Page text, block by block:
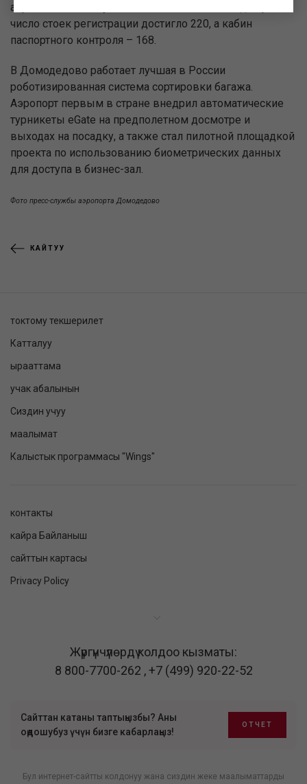
аэровокзального увеличилась комплекса в два раза,
число стоек регистрации достигло 220, а кабин
паспортного контроля – 168.
В Домодедово работает лучшая в России
роботизированная система сортировки багажа.
Аэропорт первым в стране внедрил автоматические
турникеты eGate на предполетном досмотре и
выходах на посадку, а также стал пилотной площадкой
проекта по использованию биометрических данных
для доступа в бизнес-зал.
Фото пресс-службы аэропорта Домодедово
КАЙТУУ
токтому текшерилет
Катталуу
ырааттама
учак абалынын
Сиздин учуу
маалымат
Калыстык программасы "Wings"
контакты
кайра Байланыш
сайттын картасы
Privacy Policy
Жүргүнчүлөрдү колдоо кызматы:
8 800-7700-262 ,+7 (499) 920-22-52
Сайттан катаны таптыңызбы? Аны
оңдошубуз үчүн бизге кабарлаңыз!
ОТЧЕТ
Бул интернет-сайтты колдонуу жана сиздин жеке маалыматтарды